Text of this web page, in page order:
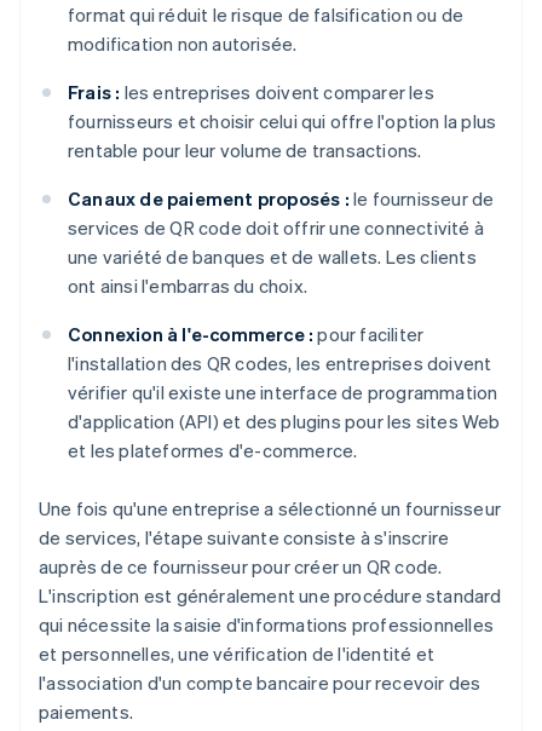
format qui réduit le risque de falsification ou de
modification non autorisée.
Frais : les entreprises doivent comparer les
fournisseurs et choisir celui qui offre l'option la plus
rentable pour leur volume de transactions.
Canaux de paiement proposés : le fournisseur de
services de QR code doit offrir une connectivité à
une variété de banques et de wallets. Les clients
ont ainsi l'embarras du choix.
Connexion à l'e-commerce : pour faciliter
l'installation des QR codes, les entreprises doivent
vérifier qu'il existe une interface de programmation
d'application (API) et des plugins pour les sites Web
et les plateformes d'e-commerce.
Une fois qu'une entreprise a sélectionné un fournisseur
de services, l'étape suivante consiste à s'inscrire
auprès de ce fournisseur pour créer un QR code.
L'inscription est généralement une procédure standard
qui nécessite la saisie d'informations professionnelles
et personnelles, une vérification de l'identité et
l'association d'un compte bancaire pour recevoir des
paiements.